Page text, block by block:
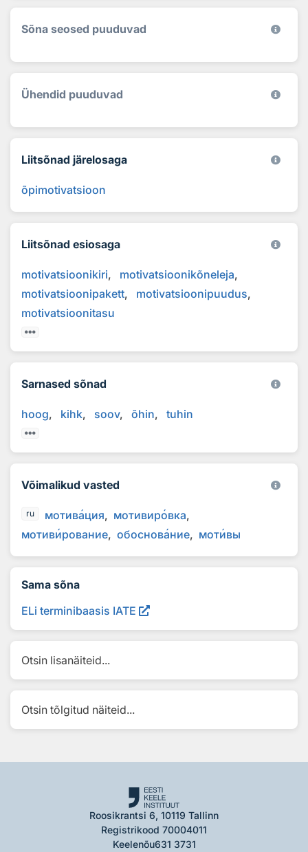
Sõna seosed puuduvad
Ühendid puuduvad
Liitsõnad järelosaga
õpimotivatsioon
Liitsõnad esiosaga
motivatsioonikiri
motivatsioonikõneleja
motivatsioonipakett
motivatsioonipuudus
motivatsioonitasu
Sarnased sõnad
hoog kihk soov õhin tuhin
Võimalikud vasted
ru мотивация мотивировка
мотивирование обоснование мотивы
Sama sõna
ELi terminibaasis IATE
Otsin lisanäiteid...
Otsin tõlgitud näiteid...
Roosikrantsi 6, 10119 Tallinn
Registrikood 70004011
Keelenõu631 3731